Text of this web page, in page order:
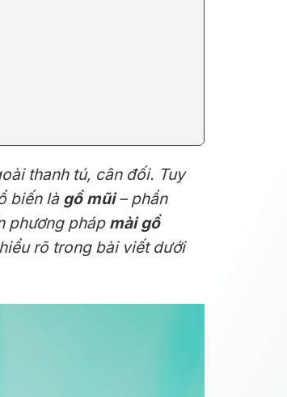
thanh tú, cân đối. Tuy
biến là gồ mũi– phần
phương pháp mài gồ
rõ trong bài viết dưới